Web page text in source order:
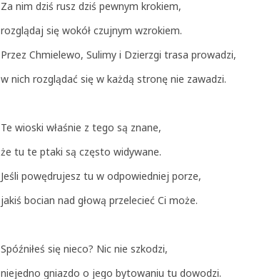
Za nim dziś rusz dziś pewnym krokiem,
rozglądaj się wokół czujnym wzrokiem.
Przez Chmielewo, Sulimy i Dzierzgi trasa prowadzi,
w nich rozglądać się w każdą stronę nie zawadzi.
Te wioski właśnie z tego są znane,
że tu te ptaki są często widywane.
Jeśli powędrujesz tu w odpowiedniej porze,
jakiś bocian nad głową przelecieć Ci może.
Spóźniłeś się nieco? Nic nie szkodzi,
niejedno gniazdo o jego bytowaniu tu dowodzi.